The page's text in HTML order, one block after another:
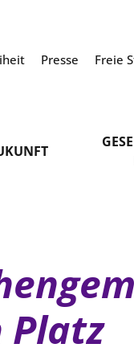
Presse Freie
Platz